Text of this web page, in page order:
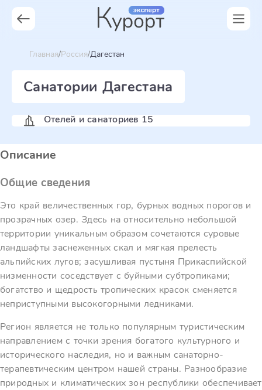
Главная Россия Дагестан
Санатории Дагестана
Отелей и санаториев 15
Описание
Общие сведения
Это край величественных гор, бурных водных порогов и
прозрачных озер. Здесь на относительно небольшой
территории уникальным образом сочетаются суровые
ландшафты заснеженных скал и мягкая прелесть
альпийских лугов; засушливая пустыня Прикаспийской
низменности соседствует с буйными субтропиками;
богатство и щедрость тропических красок сменяется
неприступными высокогорными ледниками.
Регион является не только популярным туристическим
направлением с точки зрения богатого культурного и
исторического наследия, но и важным санаторно-
терапевтическим центром нашей страны. Разнообразие
природных и климатических зон республики обеспечивает